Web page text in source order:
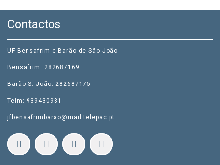
Contactos
UF Bensafrim e Barão de São João
Bensafrim: 282687169
Barão S. João: 282687175
Telm: 939430981
jfbensafrimbarao@mail.telepac.pt